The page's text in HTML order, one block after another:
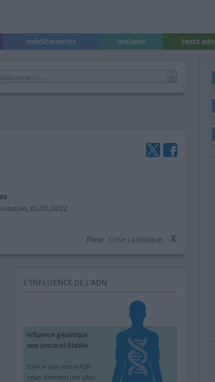
médicaments maladie tests adn
01/01/2022
Pour Crise cardiaque X
L’INFLUENCE DE L'ADN
Influence génétique
non (encore) établie
Est-ce que votre ADN
vous donnent une plus